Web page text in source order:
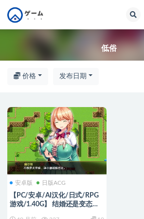
低俗
价格 发布日期
安卓版 日版ACG
【PC/安卓/AI汉化/日式/RPG
游戏/1.40G】 结婚还是变态版